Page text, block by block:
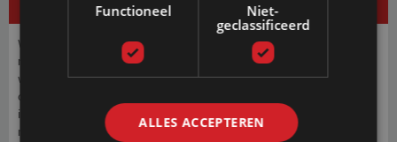
BESCHRIJVING
We begrijpen als geen ander dat het kiezen van de juiste kleur voor je
nieuwe waterbed een beslissing is die je met zorg wilt nemen. We
weten dat het soms lastig kan zijn om een definitieve keuze te maken
op basis van online afbeeldingen alleen. Het aanvragen van kleurstalen
is dan een ideale uitkomst. Met de kleurstalen bieden we je de
mogelijkheid om de kleuren in het echt te ervaren voordat je je
Functioneel
Niet-
geclassificeerd
ALLES ACCEPTEREN